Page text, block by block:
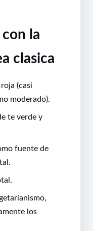
la
clasica
(casi
moderado).
te verde y
fuente de
los